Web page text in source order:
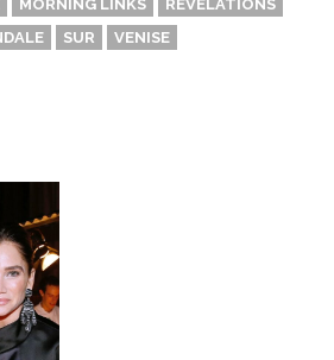
MORNING LINKS
RÉVÉLATIONS
SUR VENISE